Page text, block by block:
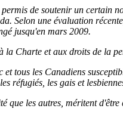
de soutenir un certain
Selon une évaluation
jusqu'en mars 2009.
la Charte et aux droits de la
tous les Canadiens
réfugiés, les gais et
que les autres, méritent